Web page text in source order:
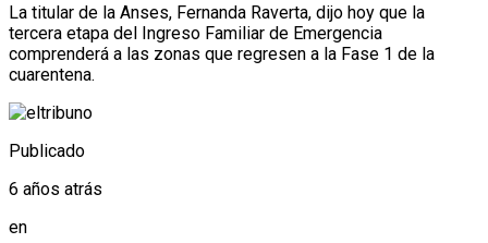
La titular de la Anses, Fernanda Raverta, dijo hoy que la
tercera etapa del Ingreso Familiar de Emergencia
comprenderá a las zonas que regresen a la Fase 1 de la
cuarentena.
Publicado
6 años atrás
en